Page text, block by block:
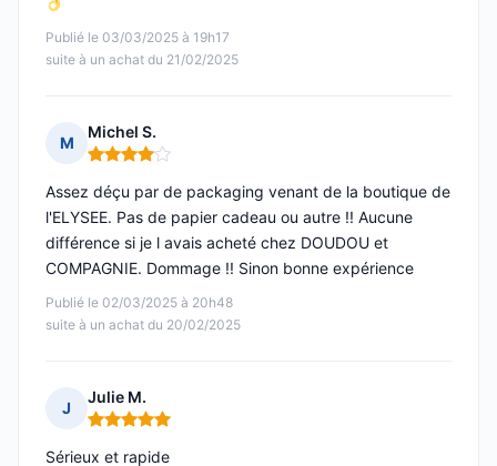
Publié le 03/03/2025 à 19h17
suite à un achat du 21/02/2025
M
Michel S.
Note : 4 sur 5
Publié le 02/03/2025 à 20h48
suite à un achat du 20/02/2025
Assez déçu par de packaging venant de la boutique de
l'ELYSEE. Pas de papier cadeau ou autre !! Aucune
différence si je l avais acheté chez DOUDOU et
COMPAGNIE. Dommage !! Sinon bonne expérience
J
Julie M.
Note : 5 sur 5
Sérieux et rapide